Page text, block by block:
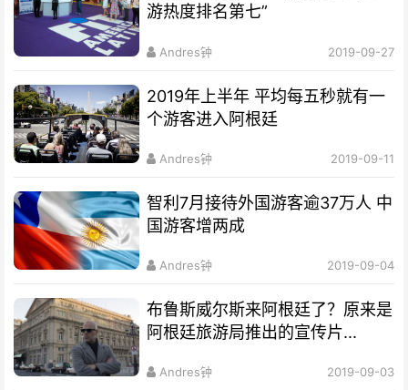
游热度排名第七”
Andres钟 2019-09-27
2019年上半年 平均每五秒就有一
个游客进入阿根廷
Andres钟 2019-09-11
智利7月接待外国游客逾37万人 中
国游客增两成
Andres钟 2019-09-04
布鲁斯威尔斯来阿根廷了？原来是
阿根廷旅游局推出的宣传片...
Andres钟 2019-09-03